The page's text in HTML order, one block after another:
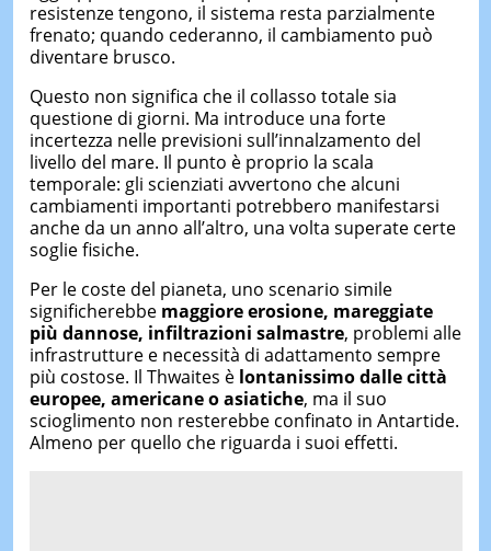
resistenze tengono, il sistema resta parzialmente
frenato; quando cederanno, il cambiamento può
diventare brusco.
Questo non significa che il collasso totale sia
questione di giorni. Ma introduce una forte
incertezza nelle previsioni sull’innalzamento del
livello del mare. Il punto è proprio la scala
temporale: gli scienziati avvertono che alcuni
cambiamenti importanti potrebbero manifestarsi
anche da un anno all’altro, una volta superate certe
soglie fisiche.
Per le coste del pianeta, uno scenario simile
significherebbe maggiore erosione, mareggiate
più dannose, infiltrazioni salmastre, problemi alle
infrastrutture e necessità di adattamento sempre
più costose. Il Thwaites è lontanissimo dalle città
europee, americane o asiatiche, ma il suo
scioglimento non resterebbe confinato in Antartide.
Almeno per quello che riguarda i suoi effetti.